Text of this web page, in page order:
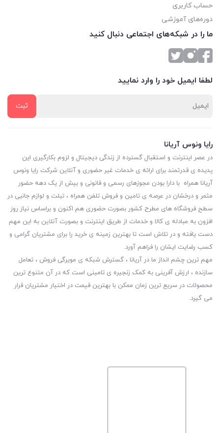
حساب کاربری
دوره‌های آموزشی
ما را در شبکه‌های اجتماعی دنبال کنید
لطفا ایمیل خود را وارد نمایید
رایا ونوس آریانا
در عصر اینترنت و استقبال گسترده از زندگی دیجیتال و لزوم بکارگیری این
پدیده ی قدرتمند برای ارائه ی خدمات غیر حضوری و آنلاین شرکت رایا ونوس
آریانا همراه با دارا بودن مجوزهای رسمی و قانونی و بیش از یک دهه حضور
مثمر و درخشان در عرصه ی تامین و فروش تلفن همراه ، تبلت و لوازم جانبی در
سطح فروشگاه های مطرح کشور بصورت حضوری هم اکنون و براساس نیاز روز
افزون به مبادله ی کالا و خدمات از طریق اینترنت و بصورت آنلاین به این مهم
دست یافته و در تلاش است تا بهترین زمینه ی خرید را برای مشتریان گرامی و
کسب رضایت ایشان را فراهم آورد.
مهم ترین چشم انداز ما در آریانا ، گسترش شبکه ی مویرگی فروش ، تعامل
سازنده ، ارزش آفرینی به کمک زنجیره ی تامینی است که در آن متنوع ترین
محصولات در سریع ترین زمان ممکن با بهترین قیمت در اختیار مشتریان قرار
می گیرد.